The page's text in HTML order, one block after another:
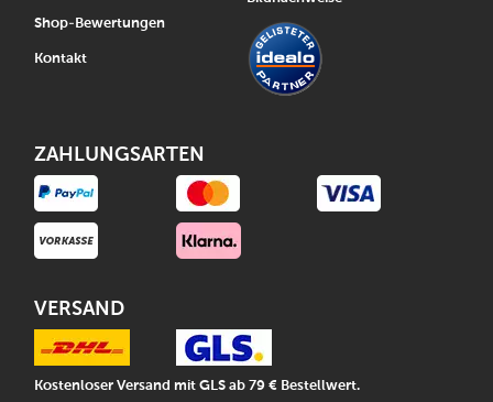
Shop-Bewertungen
Kontakt
ZAHLUNGSARTEN
VERSAND
Kostenloser Versand mit GLS ab 79 € Bestellwert.